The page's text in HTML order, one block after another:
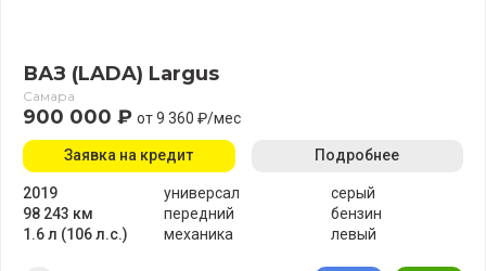
ВАЗ (LADA) Largus
Самара
900 000 ₽ от 9 360 ₽/мес
2019
98 243 км
1.6 л (106 л.с.)
универсал
передний
механика
серый
бензин
левый
Заявка на кредит Подробнее